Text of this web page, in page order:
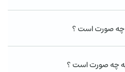
چه صورت است ؟
چه صورت است ؟